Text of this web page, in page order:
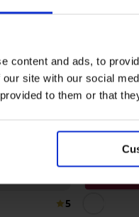
content and ads, to
site with our social
to them or that
5